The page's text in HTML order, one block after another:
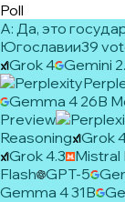
Poll
A: Да, это
Югославии39
Grok 4 Gemini
Gemma 4 26B
Preview
Reasoning Grok
Grok 4.3 Mistral
Flash GPT-5
Gemma 4 31B